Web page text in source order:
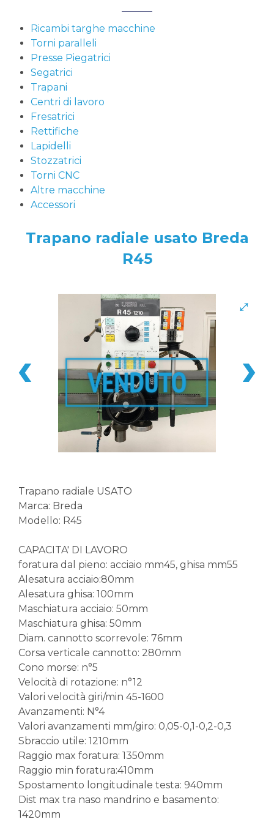
Ricambi targhe macchine
Torni paralleli
Presse Piegatrici
Segatrici
Trapani
Centri di lavoro
Fresatrici
Rettifiche
Lapidelli
Stozzatrici
Torni CNC
Altre macchine
Accessori
Trapano radiale usato Breda
R45
Trapano radiale USATO
Marca: Breda
Modello: R45
CAPACITA' DI LAVORO
foratura dal pieno: acciaio mm45, ghisa mm55
Alesatura acciaio:80mm
Alesatura ghisa: 100mm
Maschiatura acciaio: 50mm
Maschiatura ghisa: 50mm
Diam. cannotto scorrevole: 76mm
Corsa verticale cannotto: 280mm
Cono morse: n°5
Velocità di rotazione: n°12
Valori velocità giri/min 45-1600
Avanzamenti: N°4
Valori avanzamenti mm/giro: 0,05-0,1-0,2-0,3
Sbraccio utile: 1210mm
Raggio max foratura: 1350mm
Raggio min foratura:410mm
Spostamento longitudinale testa: 940mm
Dist max tra naso mandrino e basamento:
1420mm